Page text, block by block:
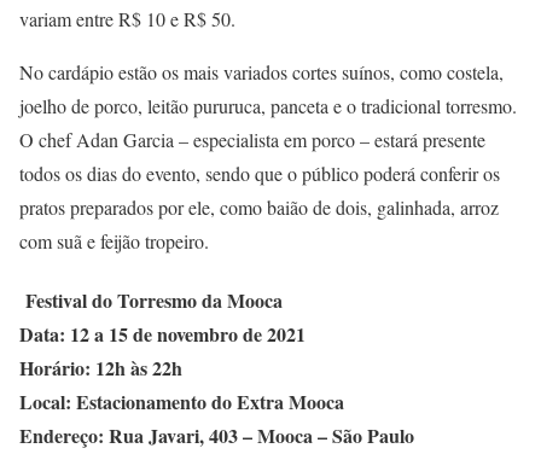
variam entre R$ 10 e R$ 50.
No cardápio estão os mais variados cortes suínos, como costela,
joelho de porco, leitão pururuca, panceta e o tradicional torresmo.
O chef Adan Garcia – especialista em porco – estará presente
todos os dias do evento, sendo que o público poderá conferir os
pratos preparados por ele, como baião de dois, galinhada, arroz
com suã e feijão tropeiro.
Festival do Torresmo da Mooca
Data: 12 a 15 de novembro de 2021
Horário: 12h às 22h
Local: Estacionamento do Extra Mooca
Endereço: Rua Javari, 403 – Mooca – São Paulo